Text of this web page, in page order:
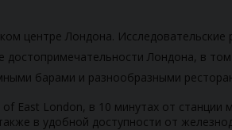
центре Лондона.
Лондона, в
барами и разнообразными
East London, в 10 минутах от
в удобной доступности от